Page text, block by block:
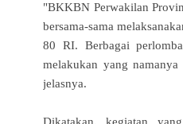
"BKKBN Perwakilan
bersama-sama
80 RI. Berbagai
melakukan yang
jelasnya.